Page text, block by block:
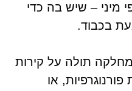
מיני – שיש בה כדי
בכבוד.
תולה על קירות
או